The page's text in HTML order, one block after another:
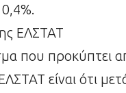
ΕΛΣΤΑΤ
που προκύπτει
είναι ότι